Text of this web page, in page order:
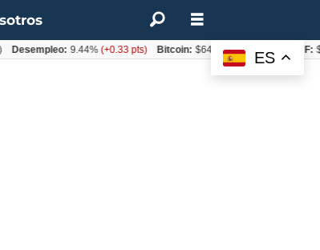
ES
Desempleo: 9.44%(+0.33 pts) Bitcoin: $64.600,08(+2.93%) UF: